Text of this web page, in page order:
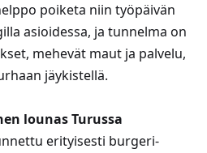
poiketa niin työpäivän
asioidessa, ja tunnelma on
mehevät maut ja palvelu,
jäykistellä.
lounas Turussa
erityisesti burgeri-